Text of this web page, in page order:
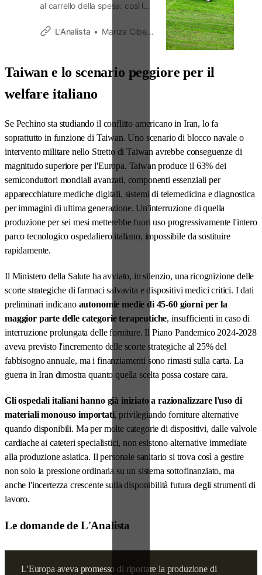
al carrello della spesa: così le
un sistema agroalimentare
L'Analista Mariza Cibelle Dardi
Taiwan e lo scenario peggiore per il
welfare italiano
Se Pechino sta studiando il conflitto americano in Iran, lo fa
soprattutto in funzione di Taiwan. Uno scenario di blocco navale o
intervento militare nello Stretto di Taiwan avrebbe conseguenze di
magnitudo superiore per l'Europa. Taiwan produce il 63% dei
semiconduttori mondiali avanzati, componenti essenziali per
apparecchiature mediche digitali, sistemi di telemedicina e diagnostica
per immagini di ultima generazione. Un'interruzione di quella
produzione per sei mesi metterebbe fuori uso progressivamente l'intero
parco tecnologico ospedaliero italiano, impossibile da sostituire
rapidamente.
Il Ministero della Salute ha avviato, in silenzio, una ricognizione delle
scorte strategiche di farmaci salvavita e dispositivi medici critici. I dati
preliminari indicano autonomie medie di 45-60 giorni per la
maggior parte delle categorie terapeutiche, insufficienti in caso di
interruzione prolungata delle forniture. Il Piano Pandemico 2024-2028
aveva previsto l'incremento delle scorte strategiche al 25% del
fabbisogno annuale, ma i finanziamenti sono rimasti sulla carta. La
guerra in Iran dimostra quanto quella scelta possa costare cara.
Gli ospedali italiani hanno già iniziato a razionalizzare l'uso di
materiali monouso importati, privilegiando forniture alternative
quando disponibili. Ma per molte categorie di dispositivi, dalle valvole
cardiache ai cateteri specialistici, non esistono alternative immediate
alla produzione asiatica. Il personale sanitario si trova così a gestire
non solo la pressione ordinaria su un sistema sottofinanziato, ma
anche l'incertezza crescente sulla disponibilità futura degli strumenti di
lavoro.
Le domande de L'Analista
L'Europa aveva promesso di riportare la produzione di